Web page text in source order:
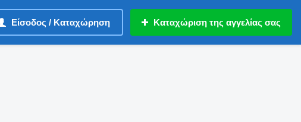
Είσοδος / Καταχώρηση Καταχώριση της αγγελίας σας